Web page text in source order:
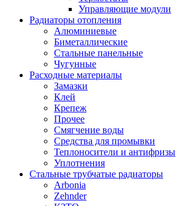
Управляющие модули
Радиаторы отопления
Алюминиевые
Биметаллические
Стальные панельные
Чугунные
Расходные материалы
Замазки
Клей
Крепеж
Прочее
Смягчение воды
Средства для промывки
Теплоносители и антифризы
Уплотнения
Стальные трубчатые радиаторы
Arbonia
Zehnder